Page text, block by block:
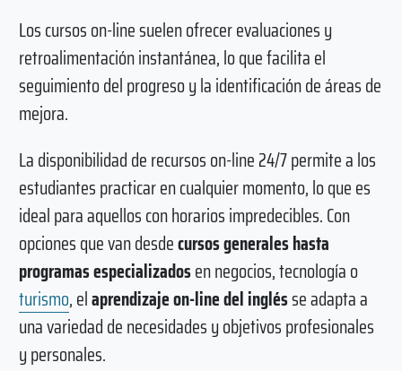
Los cursos on-line suelen ofrecer evaluaciones y
retroalimentación instantánea, lo que facilita el
seguimiento del progreso y la identificación de áreas de
mejora.
La disponibilidad de recursos on-line 24/7 permite a los
estudiantes practicar en cualquier momento, lo que es
ideal para aquellos con horarios impredecibles. Con
opciones que van desdecursos generales hasta
programas especializadosen negocios, tecnología o
turismo, elaprendizaje on-line del inglésse adapta a
una variedad de necesidades y objetivos profesionales
y personales.